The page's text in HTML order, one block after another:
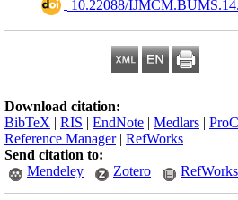
10.22088/
Download citation:
BibTeX | RIS | EndNote | Medlars |
Reference Manager| RefWorks
Send citation to:
Mendeley
Zotero RefWorks